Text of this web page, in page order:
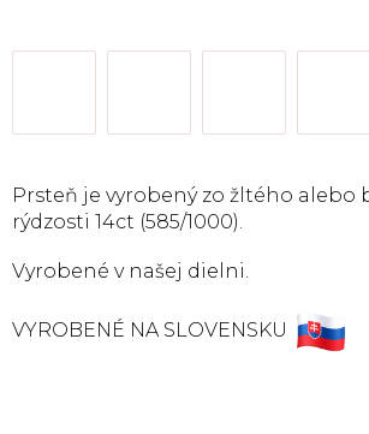
Prsteň je vyrobený zo žltého alebo
rýdzosti 14ct (585/1000).
Vyrobené v našej dielni.
VYROBENÉ NA SLOVENSKU